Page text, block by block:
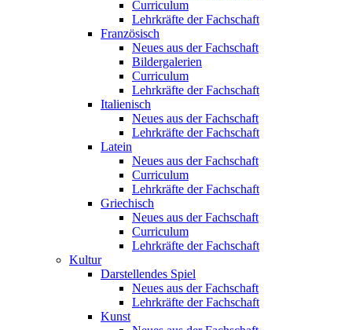
Curriculum
Lehrkräfte der Fachschaft
Französisch
Neues aus der Fachschaft
Bildergalerien
Curriculum
Lehrkräfte der Fachschaft
Italienisch
Neues aus der Fachschaft
Lehrkräfte der Fachschaft
Latein
Neues aus der Fachschaft
Curriculum
Lehrkräfte der Fachschaft
Griechisch
Neues aus der Fachschaft
Curriculum
Lehrkräfte der Fachschaft
Kultur
Darstellendes Spiel
Neues aus der Fachschaft
Lehrkräfte der Fachschaft
Kunst